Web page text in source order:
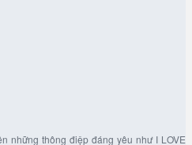
những thông điệp đáng yêu như I LOVE